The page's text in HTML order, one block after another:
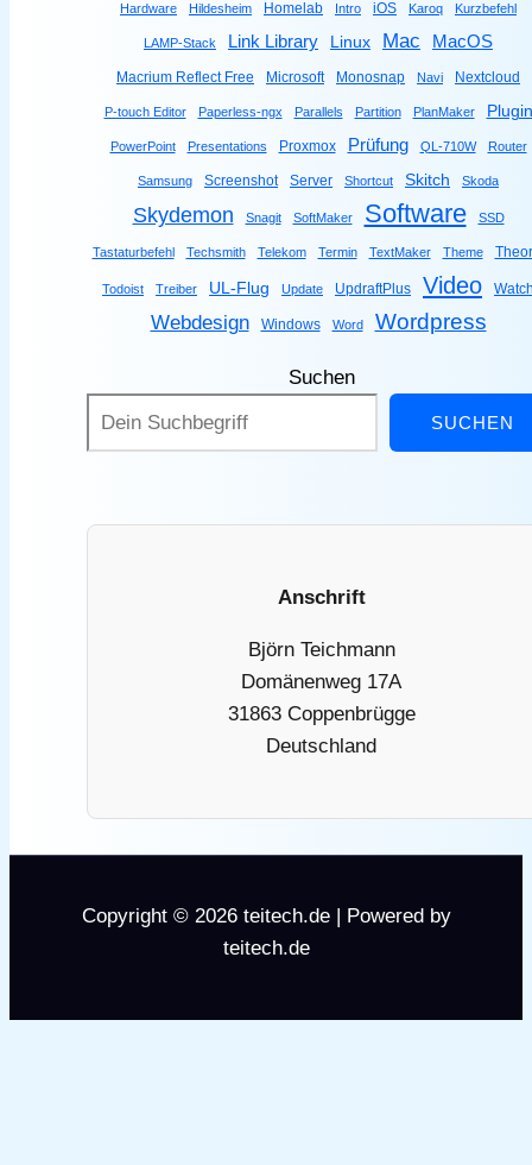
Hardware Hildesheim Homelab Intro iOS Karoq Kurzbefehl
LAMP-Stack Link Library Linux Mac MacOS
Macrium Reflect Free Microsoft Monosnap Navi Nextcloud
P-touch Editor Paperless-ngx Parallels Partition PlanMaker Plugin
PowerPoint Presentations Proxmox Prüfung QL-710W Router
Samsung Screenshot Server Shortcut Skitch Skoda
Skydemon Snagit SoftMaker Software SSD
Tastaturbefehl Techsmith Telekom Termin TextMaker Theme
Todoist Treiber UL-Flug Update UpdraftPlus Video
Webdesign Windows Word Wordpress
Suchen
SUCHEN
Anschrift
Björn Teichmann
Domänenweg 17A
31863 Coppenbrügge
Deutschland
Copyright © 2026 teitech.de | Powered by
teitech.de